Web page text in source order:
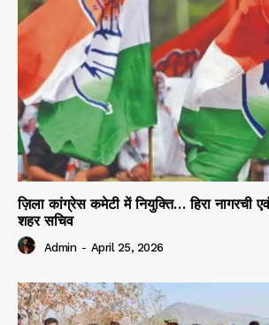
ज़िला कांग्रेस कमेटी में नियुक्ति… हिरा नागरची
शहर सचिव
Admin - April 25, 2026